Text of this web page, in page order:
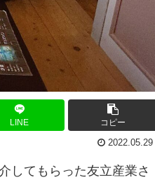
LINE コピー
2022.05.29
してもらった友立産業さ